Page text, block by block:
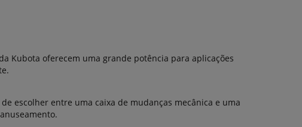
Kubota oferecem uma grande potência para aplicações
escolher entre uma caixa de mudanças mecânica e uma